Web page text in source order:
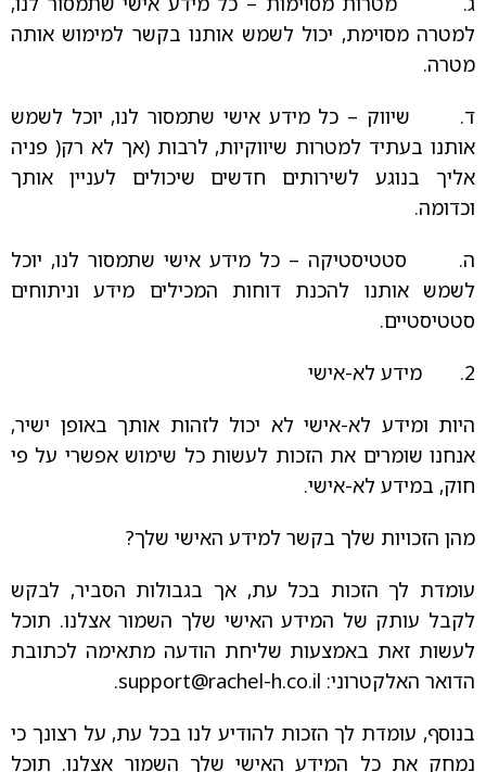
למטרה מסוימת, יכול לשמש אותנו בקשר למימוש אותה
מטרה.
ד. שיווק – כל מידע אישי שתמסור לנו, יוכל לשמש
אותנו בעתיד למטרות שיווקיות, לרבות (אך לא רק( פניה
אליך בנוגע לשירותים חדשים שיכולים לעניין אותך
וכדומה.
ה. סטטיסטיקה – כל מידע אישי שתמסור לנו, יוכל
לשמש אותנו להכנת דוחות המכילים מידע וניתוחים
סטטיסטיים.
2. מידע לא-אישי
היות ומידע לא-אישי לא יכול לזהות אותך באופן ישיר,
אנחנו שומרים את הזכות לעשות כל שימוש אפשרי על פי
חוק, במידע לא-אישי.
מהן הזכויות שלך בקשר למידע האישי שלך?
עומדת לך הזכות בכל עת, אך בגבולות הסביר, לבקש
לקבל עותק של המידע האישי שלך השמור אצלנו. תוכל
לעשות זאת באמצעות שליחת הודעה מתאימה לכתובת
הדואר האלקטרוני: support@rachel-h.co.il
.
בנוסף, עומדת לך הזכות להודיע לנו בכל עת, על רצונך כי
נמחק את כל המידע האישי שלך השמור אצלנו. תוכל